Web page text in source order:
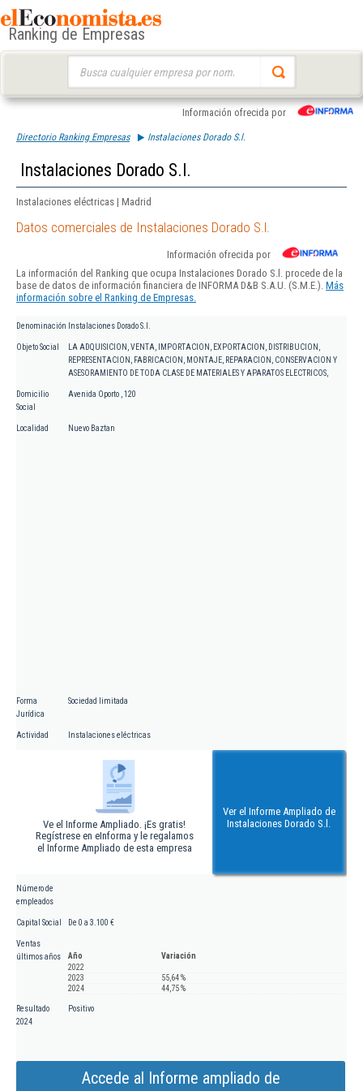
Ranking de Empresas
Información ofrecida por
Directorio Ranking Empresas Instalaciones Dorado S.l.
Instalaciones Dorado S.l.
Instalaciones eléctricas | Madrid
Datos comerciales de Instalaciones Dorado S.l.
Información ofrecida por
La información del Ranking que ocupa Instalaciones Dorado S.l. procede de la
base de datos de información financiera de INFORMA D&B S.A.U. (S.M.E.). Más
información sobre el Ranking de Empresas.
Denominación Instalaciones Dorado S.l.
Objeto Social
LA ADQUISICION, VENTA, IMPORTACION, EXPORTACION, DISTRIBUCION,
REPRESENTACION, FABRICACION, MONTAJE, REPARACION, CONSERVACION Y
ASESORAMIENTO DE TODA CLASE DE MATERIALES Y APARATOS ELECTRICOS,
Domicilio
Social
Avenida Oporto , 120
Localidad Nuevo Baztan
Forma
Jurídica
Sociedad limitada
Actividad Instalaciones eléctricas
Ve el Informe Ampliado. ¡Es gratis!
Regístrese en eInforma y le regalamos
el Informe Ampliado de esta empresa
Ver el Informe Ampliado de
Instalaciones Dorado S.l.
Número de
empleados
Capital Social De 0 a 3.100 €
Ventas
últimos años
Año
Variación
2022
2023
55,64 %
2024
44,75 %
Resultado
2024
Positivo
Accede al Informe ampliado de